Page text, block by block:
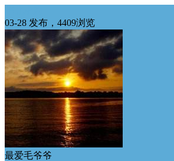
03-28 发布，4409浏览
最爱毛爷爷